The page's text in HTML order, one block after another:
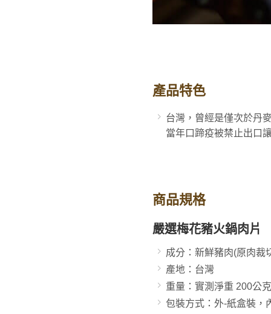
產品特色
台灣，曾經是僅次於丹
當年口蹄疫被禁止出口
商品規格
嚴選梅花豬火鍋肉片
成分：新鮮豬肉(原肉裁
產地：台灣
重量：實測淨重 200公
包裝方式：外-紙盒裝，